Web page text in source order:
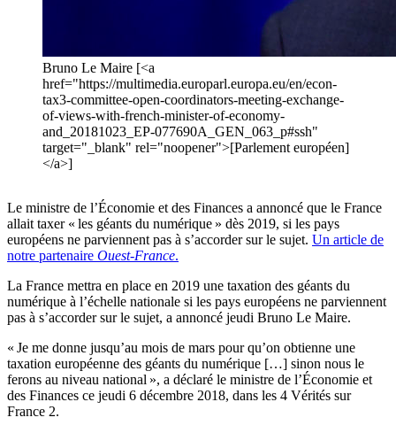
Bruno Le Maire [<a
href="https://multimedia.europarl.europa.eu/en/econ-
tax3-committee-open-coordinators-meeting-exchange-
of-views-with-french-minister-of-economy-
and_20181023_EP-077690A_GEN_063_p#ssh"
target="_blank" rel="noopener">[Parlement européen]
</a>]
Le ministre de l’Économie et des Finances a annoncé que le France
allait taxer « les géants du numérique » dès 2019, si les pays
européens ne parviennent pas à s’accorder sur le sujet. Un article de
notre partenaire Ouest-France.
La France mettra en place en 2019 une taxation des géants du
numérique à l’échelle nationale si les pays européens ne parviennent
pas à s’accorder sur le sujet, a annoncé jeudi Bruno Le Maire.
« Je me donne jusqu’au mois de mars pour qu’on obtienne une
taxation européenne des géants du numérique […] sinon nous le
ferons au niveau national », a déclaré le ministre de l’Économie et
des Finances ce jeudi 6 décembre 2018, dans les 4 Vérités sur
France 2.